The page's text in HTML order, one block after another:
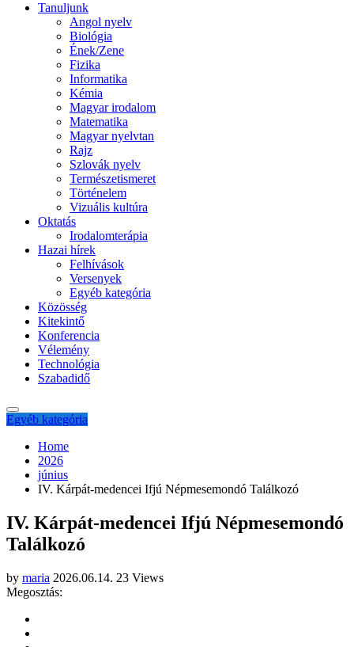
Tanuljunk
Angol nyelv
Biológia
Ének/Zene
Fizika
Informatika
Kémia
Magyar irodalom
Matematika
Magyar nyelvtan
Rajz
Szlovák nyelv
Természetismeret
Történelem
Vizuális kultúra
Oktatás
Irodalomterápia
Hazai hírek
Felhívások
Versenyek
Egyéb kategória
Közösség
Kitekintő
Konferencia
Vélemény
Technológia
Szabadidő
Egyéb kategória
Home
2026
június
IV. Kárpát-medencei Ifjú Népmesemondó Találkozó
IV. Kárpát-medencei Ifjú Népmesemondó
Találkozó
by maria 2026.06.14. 23 Views
Megosztás: